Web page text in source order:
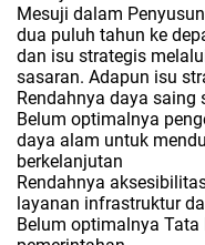
Mesuji dalam
dua puluh tahun ke
dan isu strategis
sasaran. Adapun isu
Rendahnya daya saing
Belum optimalnya
daya alam untuk
berkelanjutan
Rendahnya
layanan infrastruktur
Belum optimalnya